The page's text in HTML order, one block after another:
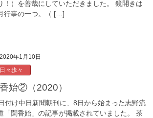
！）を善哉にしていただきました。 鏡開きは
行事の一つ。（ […]
2020年1月10日
日々歩々
聞香始②（2020）
付け中日新聞朝刊に、8日から始まった志野流
「聞香始」の記事が掲載されていました。 茶